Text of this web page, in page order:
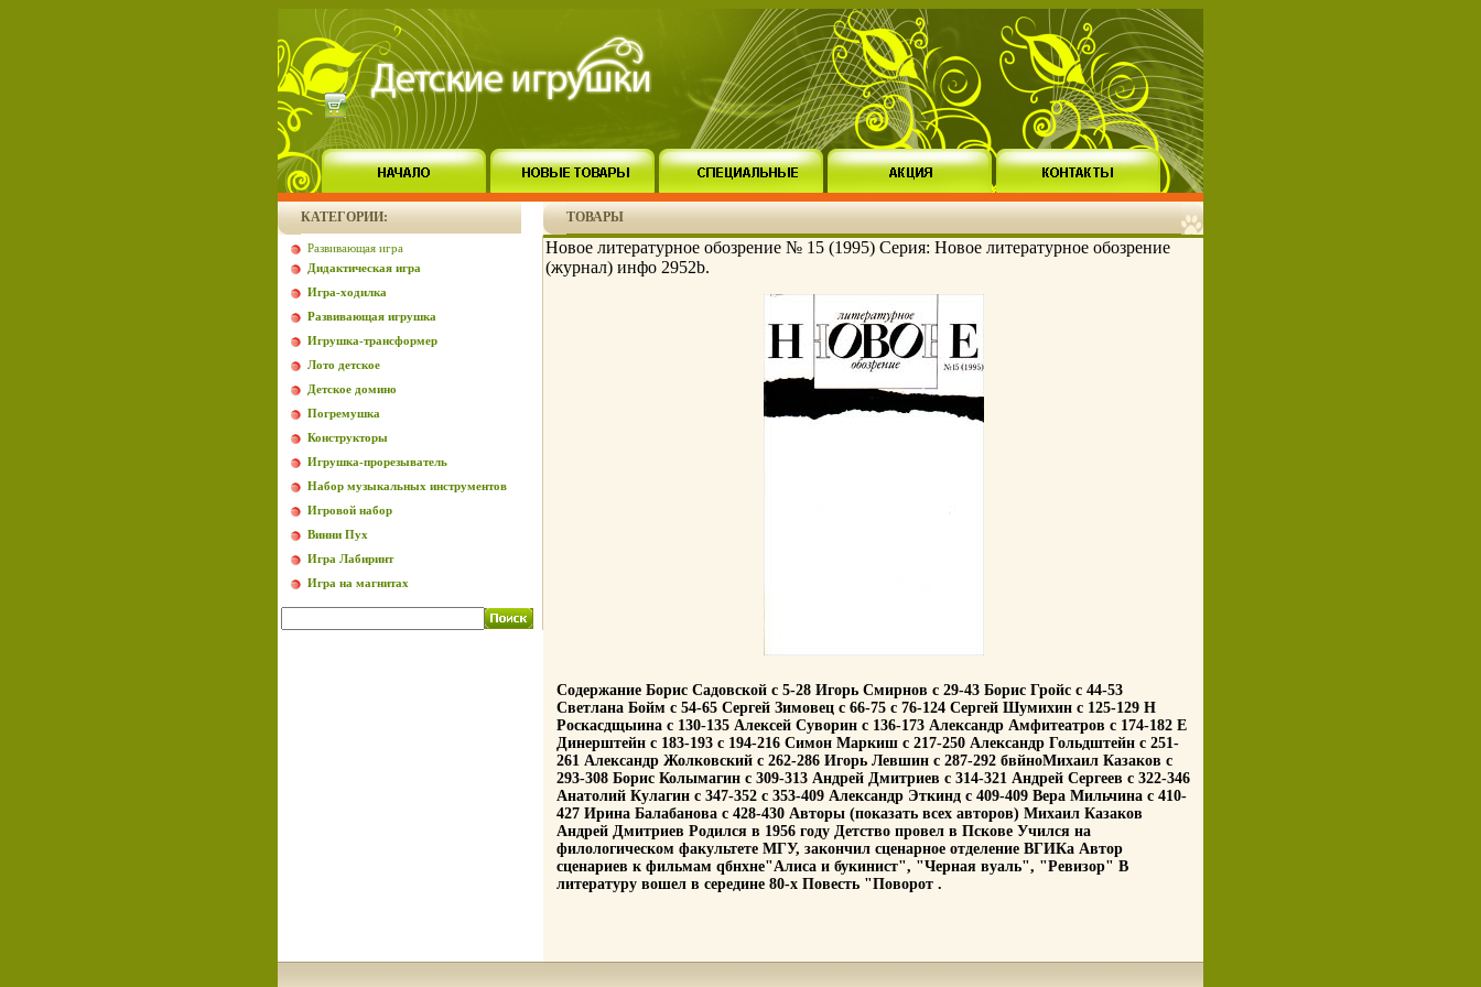
КАТЕГОРИИ:
Развивающая игра
Дидактическая игра
Игра-ходилка
Развивающая игрушка
Игрушка-трансформер
Лото детское
Детское домино
Погремушка
Конструкторы
Игрушка-прорезыватель
Набор музыкальных инструментов
Игровой набор
Винни Пух
Игра Лабиринт
Игра на магнитах
ТОВАРЫ
Новое литературное обозрение № 15 (1995) Серия: Новое литературное обозрение
(журнал) инфо 2952b.
Содержание Борис Садовской c 5-28 Игорь Смирнов c 29-43 Борис Гройс c 44-53
Светлана Бойм c 54-65 Сергей Зимовец c 66-75 c 76-124 Сергей Шумихин c 125-129 Н
Роскасдщыина c 130-135 Алексей Суворин c 136-173 Александр Амфитеатров c 174-182 Е
Динерштейн c 183-193 c 194-216 Симон Маркиш c 217-250 Александр Гольдштейн c 251-
261 Александр Жолковский c 262-286 Игорь Левшин c 287-292 бвйноМихаил Казаков c
293-308 Борис Колымагин c 309-313 Андрей Дмитриев c 314-321 Андрей Сергеев c 322-346
Анатолий Кулагин c 347-352 c 353-409 Александр Эткинд c 409-409 Вера Мильчина c 410-
427 Ирина Балабанова c 428-430 Авторы (показать всех авторов) Михаил Казаков
Андрей Дмитриев Родился в 1956 году Детство провел в Пскове Учился на
филологическом факультете МГУ, закончил сценарное отделение ВГИКа Автор
сценариев к фильмам qбнхне"Алиса и букинист", "Черная вуаль", "Ревизор" В
литературу вошел в середине 80-х Повесть "Поворот .